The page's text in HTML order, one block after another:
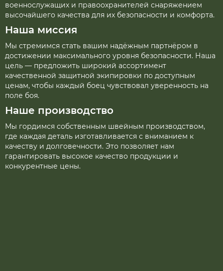
военнослужащих и правоохранителей снаряжением
высочайшего качества для их безопасности и комфорта.
Наша миссия
Мы стремимся стать вашим надёжным партнёром в
достижении максимального уровня безопасности. Наша
цель — предложить широкий ассортимент
качественной защитной экипировки по доступным
ценам, чтобы каждый боец чувствовал уверенность на
поле боя.
Наше производство
Мы гордимся собственным швейным производством,
где каждая деталь изготавливается с вниманием к
качеству и долговечности. Это позволяет нам
гарантировать высокое качество продукции и
конкурентные цены.